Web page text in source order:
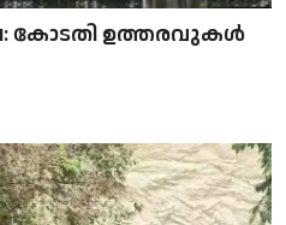
കോടതി ഉത്തരവുകൾ